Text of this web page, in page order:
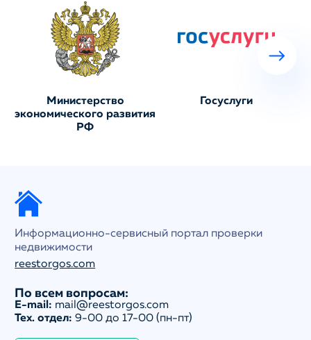
Министерство
экономического развития
РФ
Госуслуги
Информационно-сервисный портал проверки
недвижимости
reestorgos.com
По всем вопросам:
E-mail: mail@reestorgos.com
Тех. отдел: 9-00 до 17-00 (пн-пт)